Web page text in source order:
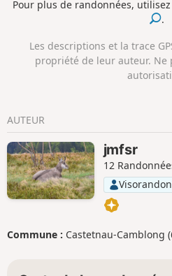
affluents, le Saleys, le Laus,
est labellisé "Plus beaux villages
Pour plus de randonnées,
.
Les descriptions et la trace
propriété de leur auteur. Ne
AUTEUR
jmfsr
12
Commune : Castetnau-Camblong